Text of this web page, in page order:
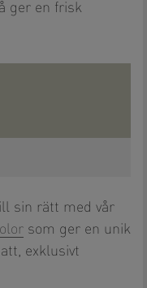
ger en frisk
sin rätt med vår
som ger en unik
exklusivt